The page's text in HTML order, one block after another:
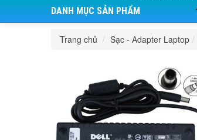
DANH MỤC SẢN PHẨM
Trang chủ / Sạc - Adapter Laptop /